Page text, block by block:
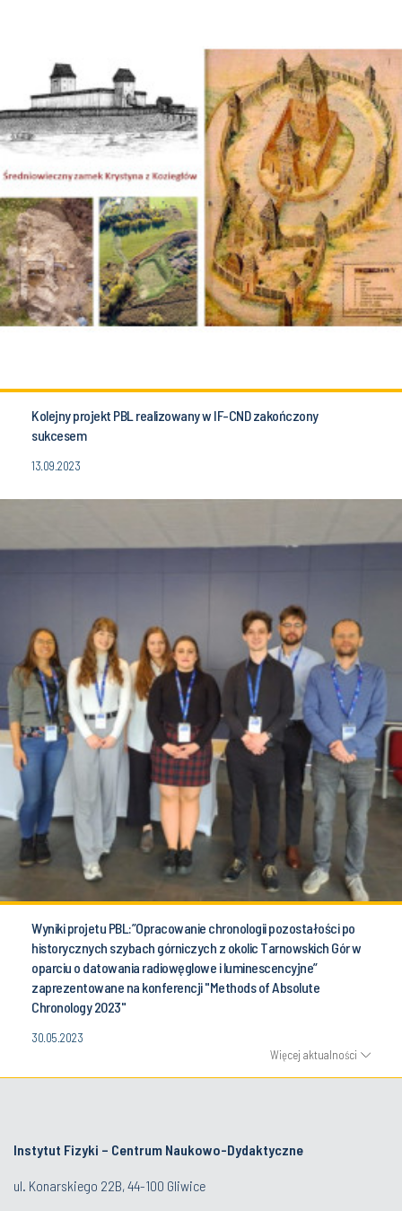
Kolejny projekt PBL realizowany w IF-CND zakończony
sukcesem
13.09.2023
Wyniki projetu PBL:”Opracowanie chronologii pozostałości po
historycznych szybach górniczych z okolic Tarnowskich Gór w
oparciu o datowania radiowęglowe i luminescencyjne”
zaprezentowane na konferencji "Methods of Absolute
Chronology 2023"
30.05.2023
Więcej aktualności
Instytut Fizyki – Centrum Naukowo-Dydaktyczne
ul. Konarskiego 22B, 44-100 Gliwice